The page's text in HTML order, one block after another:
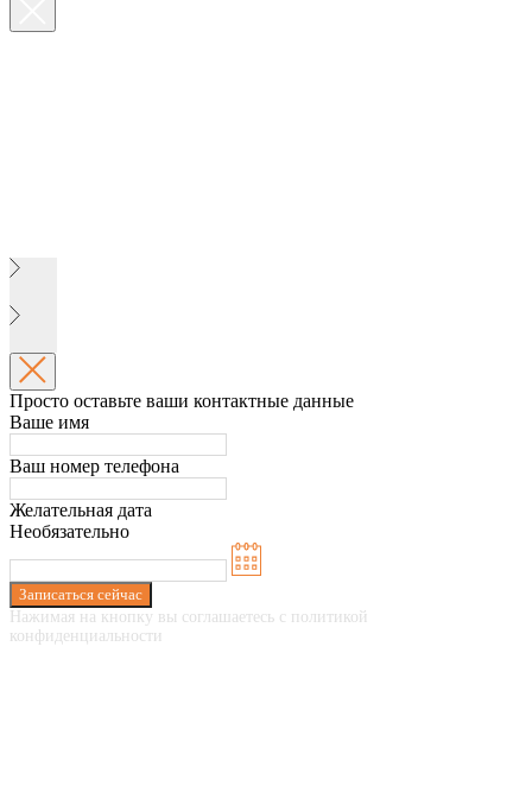
Просто оставьте ваши контактные данные
Ваше имя
Ваш номер телефона
Желательная дата
Необязательно
Записаться сейчас
Нажимая на кнопку вы соглашаетесь с политикой
конфиденциальности